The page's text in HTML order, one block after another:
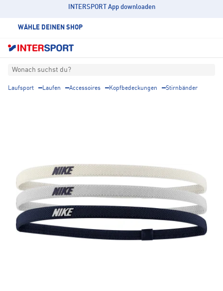
INTERSPORT App downloaden
WÄHLE DEINEN SHOP
Wonach suchst du?
Laufsport Laufen Accessoires Kopfbedeckungen Stirnbänder